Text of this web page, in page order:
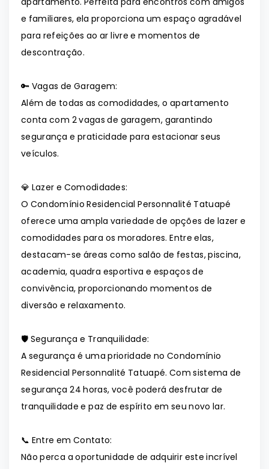
e familiares, ela proporciona um espaço agradável
para refeições ao ar livre e momentos de
descontração.
🔑 Vagas de Garagem:
Além de todas as comodidades, o apartamento
conta com 2 vagas de garagem, garantindo
segurança e praticidade para estacionar seus
veículos.
💎 Lazer e Comodidades:
O Condomínio Residencial Personnalité Tatuapé
oferece uma ampla variedade de opções de lazer e
comodidades para os moradores. Entre elas,
destacam-se áreas como salão de festas, piscina,
academia, quadra esportiva e espaços de
convivência, proporcionando momentos de
diversão e relaxamento.
🛡️ Segurança e Tranquilidade:
A segurança é uma prioridade no Condomínio
Residencial Personnalité Tatuapé. Com sistema de
segurança 24 horas, você poderá desfrutar de
tranquilidade e paz de espírito em seu novo lar.
📞 Entre em Contato:
Não perca a oportunidade de adquirir este incrível